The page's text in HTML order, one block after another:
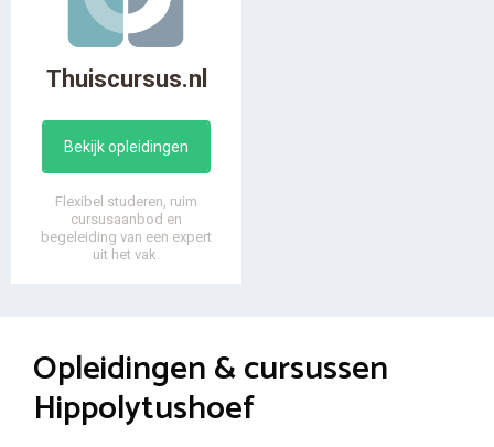
Thuiscursus.nl
Bekijk opleidingen
Flexibel studeren, ruim
cursusaanbod en
begeleiding van een expert
uit het vak.
Opleidingen & cursussen
Hippolytushoef